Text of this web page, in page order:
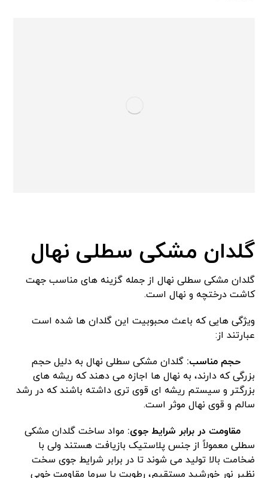
گلدان مشکی سطلی نهال
گلدان مشکی سطلی نهال از جمله گزینه های مناسب جهت
کاشت درختچه و نهال است.
ویژگی هایی که باعث محبوبیت این گلدان ها شده است
عبارتند از:
حجم مناسب: گلدان مشکی سطلی نهال به دلیل حجم
بزرگی که دارند، به نهال ها اجازه می دهند که ریشه های
بزرگتر و سیستم ریشه ای قوی تری داشته باشند که در رشد
سالم و قوی نهال موثر است.
مقاومت در برابر شرایط جوی: مواد ساخت گلدان‌ مشکی
سطلی معمولاً از جنس پلاستیک بازیافت هستند ولی با
ضخامت بالا تولید می شوند تا در برابر شرایط جوی سخت
نظیر نور خورشید مستقیم، رطوبت یا سرما مقاومت خوبی